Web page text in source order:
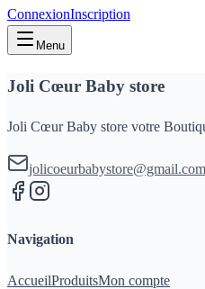
ConnexionInscription
Menu
Joli Cœur Baby store
Joli Cœur Baby store votre
jolicoeurbabystore@gmail.com
Navigation
AccueilProduitsMon compte